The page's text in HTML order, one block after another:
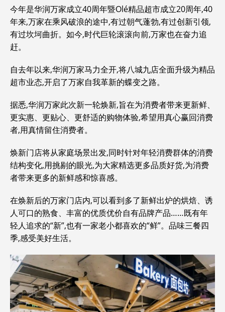
今年是华润万家成立40周年暨Olé精品超市成立20周年,40
年来,万家在乘风破浪的途中,有过朝气蓬勃,有过创新引领,
有过坎坷曲折。如今,时代巨轮滚滚向前,万家也在奋力追
赶。
自去年以来,华润万家马力全开,将八城九店全面升级为精品
超市业态,开启了万家自我革新的蝶变之路。
据悉,华润万家此次新一轮焕新,旨在为消费者带来更新鲜、
更实惠、更贴心、更舒适的购物体验,希望用真心赢回消费
者,用真情留住消费者。
焕新门店将从家庭场景出发,同时针对年轻消费群体的消费
结构变化,用挑剔的眼光,为大家精选更多品质好货,为消费
者带来更多的新鲜感和惊喜感。
在焕新后的万家门店内,可以看到多了新鲜出炉的烘焙、诱
人可口的熟食、丰富的优质优价自有品牌产品……既有年
轻人追求的“新”,也有一家老小都喜欢的“鲜”。品味三餐四
季,感受美好生活。